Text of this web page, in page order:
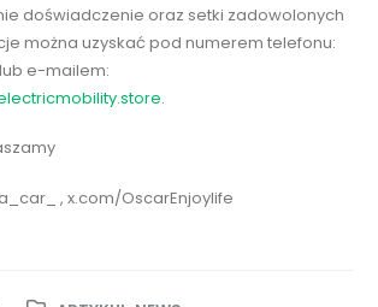
doświadczenie oraz setki zadowolonych
można uzyskać pod numerem telefonu:
lub e-mailem:
.
, x.com/OscarEnjoylife